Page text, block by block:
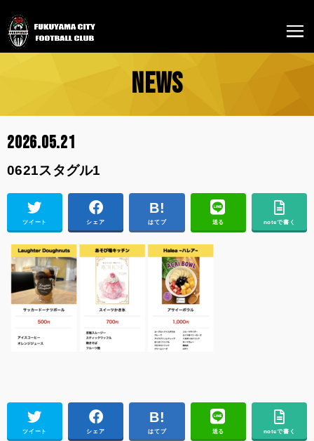
NEWS
2026.05.21
0621スタグル1
ツイート シェア はてブ 送る noteで書く
ツイート シェア はてブ 送る noteで書く